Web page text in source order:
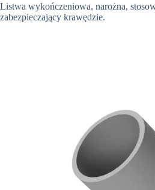
Listwa wykończeniowa, narożna,
zabezpieczający krawędzie.